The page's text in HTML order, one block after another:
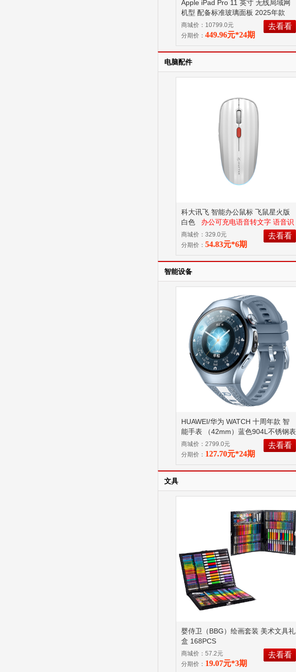
Apple iPad Pro 11 英寸 无线局域网
机型 配备标准玻璃面板 2025年款
256GB 银色 MDWL4CH/A Apple
M5 芯片 配备标准玻璃面板
商城价：10799.0元
分期价： 449.96元*24期
去看看
电脑配件
科大讯飞 智能办公鼠标 飞鼠星火版
白色
办公可充电语音转文字 语音识
别 智能PPT
商城价：329.0元
分期价： 54.83元*6期
去看看
智能设备
HUAWEI/华为 WATCH 十周年款 智
能手表 （42mm）蓝色904L不锈钢表
壳 蓝色素皮复合表带
已拆封使用商
品不支持7无理由退换货！
商城价：2799.0元
分期价： 127.70元*24期
去看看
文具
婴侍卫（BBG）绘画套装 美术文具礼
盒 168PCS
商城价：57.2元
分期价： 19.07元*3期
去看看